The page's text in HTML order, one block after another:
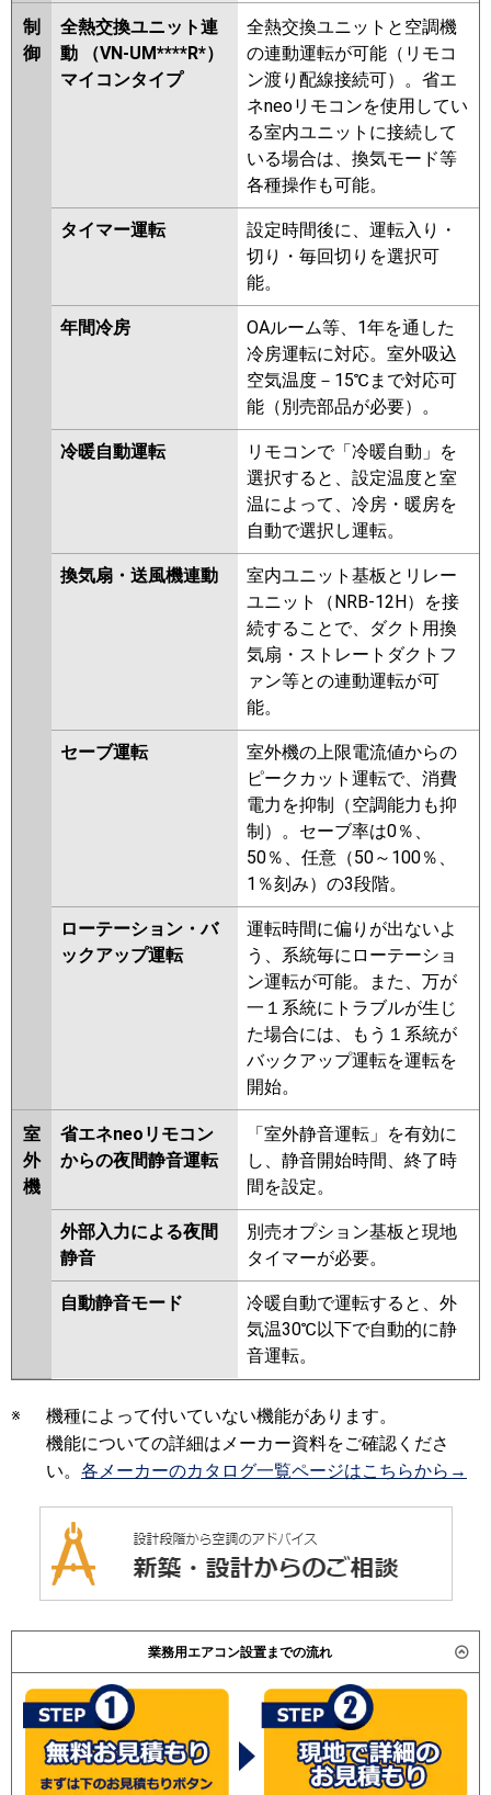
制
御
全熱交換ユニット連
動 （VN-UM****R*）
マイコンタイプ
全熱交換ユニットと空調機
の連動運転が可能（リモコ
ン渡り配線接続可）。省エ
ネneoリモコンを使用してい
る室内ユニットに接続して
いる場合は、換気モード等
各種操作も可能。
タイマー運転
設定時間後に、運転入り・
切り・毎回切りを選択可
能。
年間冷房
OAルーム等、1年を通した
冷房運転に対応。室外吸込
空気温度－15℃まで対応可
能（別売部品が必要）。
冷暖自動運転
リモコンで「冷暖自動」を
選択すると、設定温度と室
温によって、冷房・暖房を
自動で選択し運転。
換気扇・送風機連動
室内ユニット基板とリレー
ユニット（NRB-12H）を接
続することで、ダクト用換
気扇・ストレートダクトフ
ァン等との連動運転が可
能。
セーブ運転
室外機の上限電流値からの
ピークカット運転で、消費
電力を抑制（空調能力も抑
制）。セーブ率は0％、
50％、任意（50～100％、
1％刻み）の3段階。
ローテーション・バ
ックアップ運転
運転時間に偏りが出ないよ
う、系統毎にローテーショ
ン運転が可能。また、万が
一１系統にトラブルが生じ
た場合には、もう１系統が
バックアップ運転を運転を
開始。
室
外
機
省エネneoリモコン
からの夜間静音運転
「室外静音運転」を有効に
し、静音開始時間、終了時
間を設定。
外部入力による夜間
静音
別売オプション基板と現地
タイマーが必要。
自動静音モード
冷暖自動で運転すると、外
気温30℃以下で自動的に静
音運転。
※
機種によって付いていない機能があります。
機能についての詳細はメーカー資料をご確認くださ
い。 各メーカーのカタログ一覧ページはこちらから→
業務用エアコン設置までの流れ